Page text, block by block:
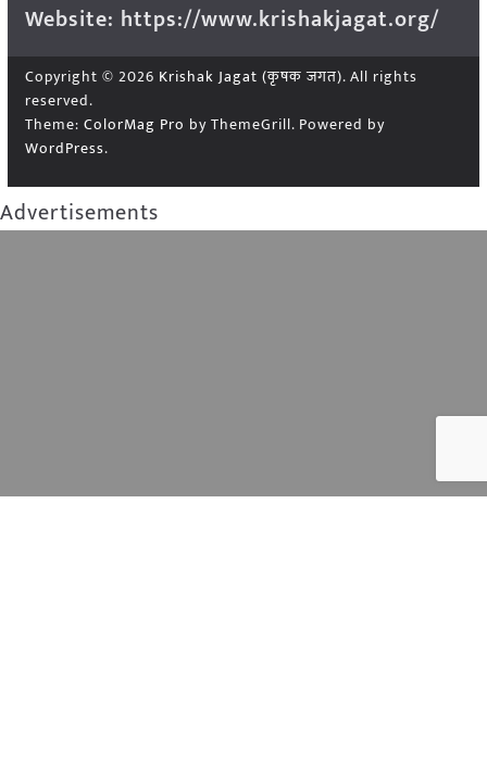
Website: https://www.krishakjagat.org/
Copyright © 2026 Krishak Jagat (कृषक जगत). All rights
reserved.
Theme: ColorMag Pro by ThemeGrill. Powered by
WordPress.
Advertisements